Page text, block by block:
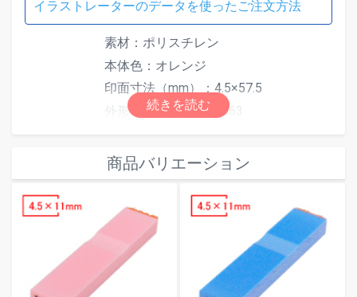
イラストレーターのデータを使ったご注文方法
素材：ポリスチレン
本体色：オレンジ
印面寸法（mm）：4.5×57.5
外形寸法（mm）：6×63
ます。文字数超過で「はみ出しエラ
ー」となった場合は、自由編集機能で
文字数またはサイズを調整してくださ
い。
別途スタンプ台をご使用ください。ス
タンプ台は
からご注文いただけ
ます。
商品バリエーション